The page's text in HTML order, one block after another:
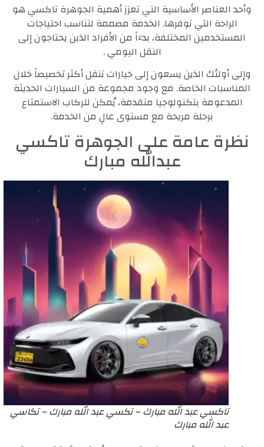
وأحد العناصر الأساسية التي تعزز أهمية الجوهرة تاكسي هو
الراحة التي توفرها. الخدمة مصممة لتناسب احتياجات
المستخدمين المختلفة، بدءاً من الأفراد الذين يحتاجون إلى
النقل اليومي .
وإلى أولئك الذين يسعون إلى خيارات تنقل أكثر تخصيصاً خلال
المناسبات الخاصة. مع وجود مجموعة من السيارات الحديثة
المدعومة بتكنولوجيا متقدمة، يُمكن للركاب الاستمتاع
برحلة مريحة مع مستوى عالٍ من الخدمة.
نظرة عامة على الجوهرة تاكسي
عبدالله مبارك
تاكسي عبد الله مبارك – تكسي عبد الله مبارك – تكاسي
عبد الله مبارك